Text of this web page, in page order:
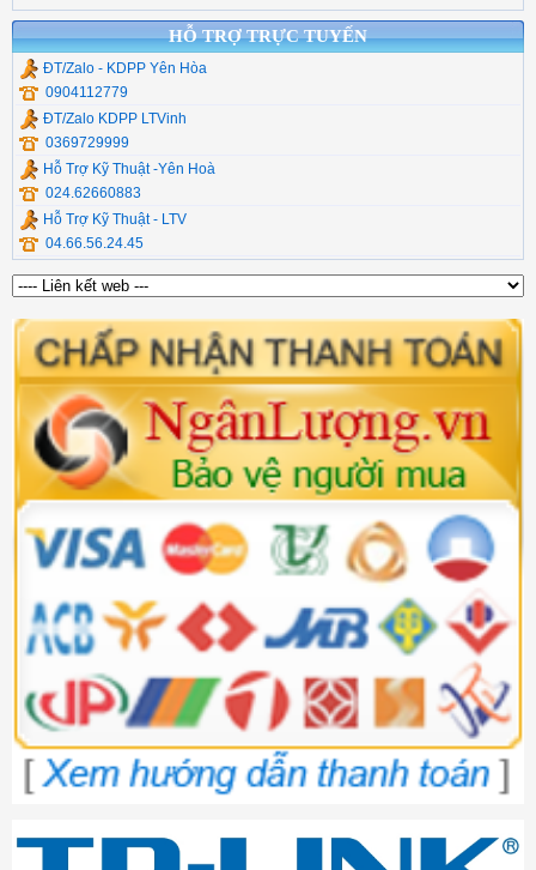
HỖ TRỢ TRỰC TUYẾN
ĐT/Zalo - KDPP Yên Hòa
0904112779
ĐT/Zalo KDPP LTVinh
0369729999
Hỗ Trợ Kỹ Thuật -Yên Hoà
024.62660883
Hỗ Trợ Kỹ Thuật - LTV
04.66.56.24.45